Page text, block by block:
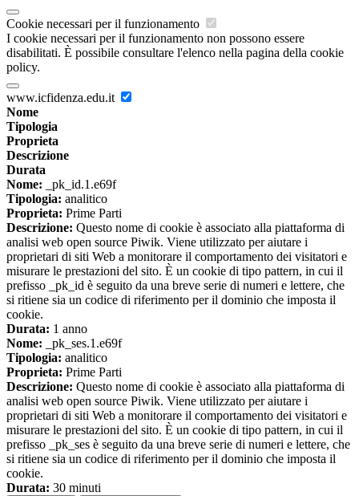
Cookie necessari per il funzionamento
I cookie necessari per il funzionamento non possono essere
disabilitati. È possibile consultare l'elenco nella pagina della cookie
policy.
www.icfidenza.edu.it
Nome
Tipologia
Proprieta
Descrizione
Durata
Nome: _pk_id.1.e69f
Tipologia: analitico
Proprieta: Prime Parti
Descrizione: Questo nome di cookie è associato alla piattaforma di
analisi web open source Piwik. Viene utilizzato per aiutare i
proprietari di siti Web a monitorare il comportamento dei visitatori e
misurare le prestazioni del sito. È un cookie di tipo pattern, in cui il
prefisso _pk_id è seguito da una breve serie di numeri e lettere, che
si ritiene sia un codice di riferimento per il dominio che imposta il
cookie.
Durata: 1 anno
Nome: _pk_ses.1.e69f
Tipologia: analitico
Proprieta: Prime Parti
Descrizione: Questo nome di cookie è associato alla piattaforma di
analisi web open source Piwik. Viene utilizzato per aiutare i
proprietari di siti Web a monitorare il comportamento dei visitatori e
misurare le prestazioni del sito. È un cookie di tipo pattern, in cui il
prefisso _pk_ses è seguito da una breve serie di numeri e lettere, che
si ritiene sia un codice di riferimento per il dominio che imposta il
cookie.
Durata: 30 minuti